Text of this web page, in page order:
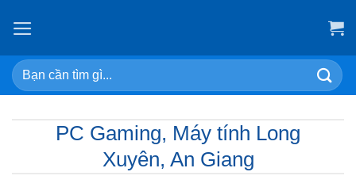
Search
for:
PC Gaming, Máy tính Long
Xuyên, An Giang